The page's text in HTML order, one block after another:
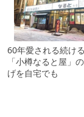
60年愛される続け
「小樽なると屋」
げを自宅でも